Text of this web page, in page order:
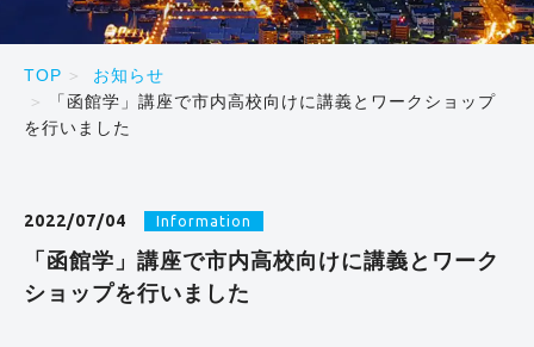
TOP
お知らせ
「函館学」講座で市内高校向けに講義とワークショップ
を行いました
2022/07/04 Information
「函館学」講座で市内高校向けに講義とワーク
ショップを行いました